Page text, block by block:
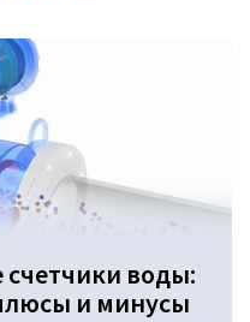
воды:
и минусы